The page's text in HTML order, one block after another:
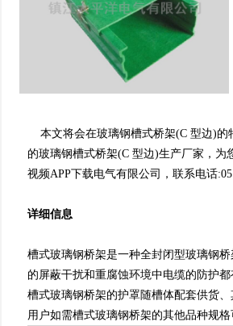
本文将会在玻璃钢槽式桥架(C 型边)的特
的玻璃钢槽式桥架(C 型边)生产厂家，为
视频APP下载电气有限公司，联系电话
详细信息
槽式玻璃钢桥架是一种全封闭型玻璃钢桥架
的屏蔽干扰和重腐蚀环境中电缆的防护都有
槽式玻璃钢桥架的护罩随槽体配套供货、
用户如需槽式玻璃钢桥架的其他品种规